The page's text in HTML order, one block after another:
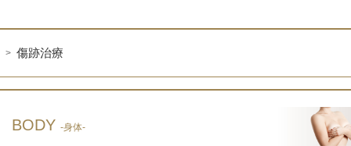
傷跡治療
BODY -身体-